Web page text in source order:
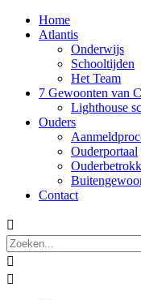
Home
Atlantis
Onderwijs
Schooltijden
Het Team
7 Gewoonten van
Lighthouse
Ouders
Ouderportaal
Contact


